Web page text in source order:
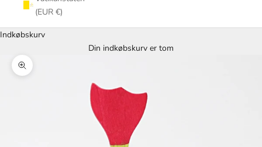
(EUR €)
Indkøbskurv
Din indkøbskurv er tom
Zoom